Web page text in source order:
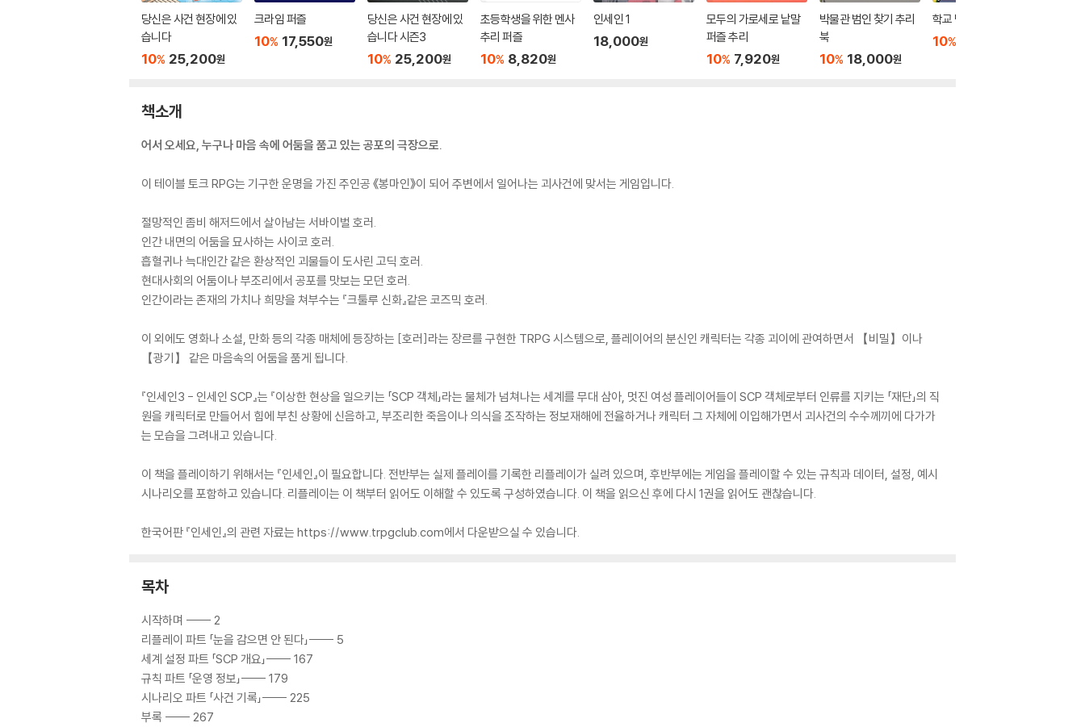
당신은 사건 현장에 있
습니다
10% 25,200원
크라임 퍼즐
10% 17,550원
당신은 사건 현장에 있
습니다 시즌3
10% 25,200원
초등학생을 위한 멘사
추리 퍼즐
10% 8,820원
인세인 1
18,000원
모두의 가로세로 낱말
퍼즐 추리
10% 7,920원
박물관 범인 찾기 추리
북
10% 18,000원
학교 범인 찾기 추리북
10%
책소개
어서 오세요, 누구나 마음 속에 어둠을 품고 있는 공포의 극장으로.
이 테이블 토크 RPG는 기구한 운명을 가진 주인공 《봉마인》이 되어 주변에서 일어나는 괴사건에 맞서는 게임입니다.
절망적인 좀비 해저드에서 살아남는 서바이벌 호러.
인간 내면의 어둠을 묘사하는 사이코 호러.
흡혈귀나 늑대인간 같은 환상적인 괴물들이 도사린 고딕 호러.
현대사회의 어둠이나 부조리에서 공포를 맛보는 모던 호러.
인간이라는 존재의 가치나 희망을 쳐부수는 『크툴루 신화』같은 코즈믹 호러.
이 외에도 영화나 소설, 만화 등의 각종 매체에 등장하는 [호러]라는 장르를 구현한 TRPG 시스템으로, 플레이어의 분신인 캐릭터는 각종 괴이에 관여하면서 【비밀】이나
【광기】 같은 마음속의 어둠을 품게 됩니다.
『인세인3 - 인세인 SCP』는 『이상한 현상을 일으키는 「SCP 객체」라는 물체가 넘쳐나는 세계를 무대 삼아, 멋진 여성 플레이어들이 SCP 객체로부터 인류를 지키는 「재단」의 직
원을 캐릭터로 만들어서 힘에 부친 상황에 신음하고, 부조리한 죽음이나 의식을 조작하는 정보재해에 전율하거나 캐릭터 그 자체에 이입해가면서 괴사건의 수수께끼에 다가가
는 모습을 그려내고 있습니다.
이 책을 플레이하기 위해서는 『인세인』이 필요합니다. 전반부는 실제 플레이를 기록한 리플레이가 실려 있으며, 후반부에는 게임을 플레이할 수 있는 규칙과 데이터, 설정, 예시
시나리오를 포함하고 있습니다. 리플레이는 이 책부터 읽어도 이해할 수 있도록 구성하였습니다. 이 책을 읽으신 후에 다시 1권을 읽어도 괜찮습니다.
한국어판 『인세인』의 관련 자료는 https://www.trpgclub.com에서 다운받으실 수 있습니다.
목차
시작하며 ----- 2
리플레이 파트 「눈을 감으면 안 된다」----- 5
세계 설정 파트 「SCP 개요」----- 167
규칙 파트 「운영 정보」----- 179
시나리오 파트 「사건 기록」----- 225
부록 ----- 267